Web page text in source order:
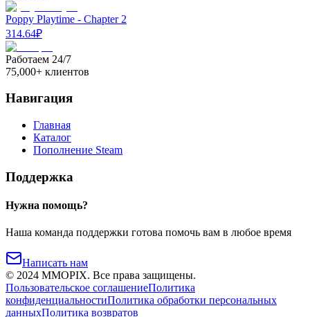
Poppy Playtime - Chapter 2
314.64₽
Работаем 24/7
75,000+ клиентов
Навигация
Главная
Каталог
Пополнение Steam
Поддержка
Нужна помощь?
Наша команда поддержки готова помочь вам в любое время
Написать нам
© 2024 MMOPIX. Все права защищены.
Пользовательское соглашениеПолитика
конфиденциальностиПолитика обработки персональных
данныхПолитика возвратов